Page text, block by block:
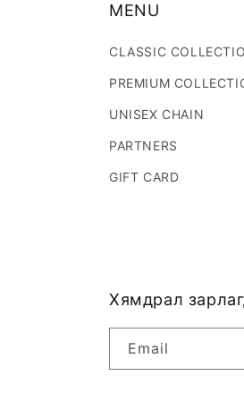
MENU
CLASSIC
PREMIUM
UNISEX CHAIN
PARTNERS
GIFT CARD
Хямдрал
Email